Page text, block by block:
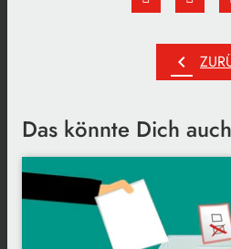
chevron_left
Das könnte Dich